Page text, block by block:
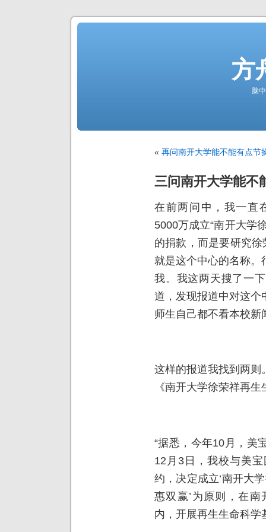
方
脑
« 再问南开大学能不能有点节
三问南开大学能不
在前两问中，我一直
5000万成立“南开大学
的捐款，而是要研究徐
就是这个中心的名称
我。我这两天搜了一
道，发现报道中对这个
师生自己都不看本校新
这样的报道我找到两则
《南开大学徐荣祥再
“据悉，今年10月，美
12月3日，我校与美
约，决定成立‘南开大
惠双赢’为原则，在
内，开展再生生命科学